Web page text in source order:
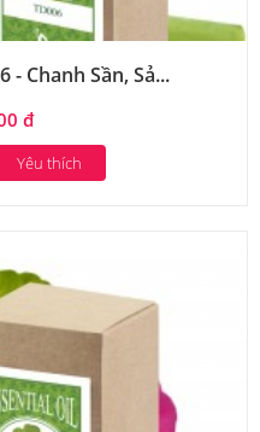
- Chanh Sần, Sả...
đ
Yêu thích